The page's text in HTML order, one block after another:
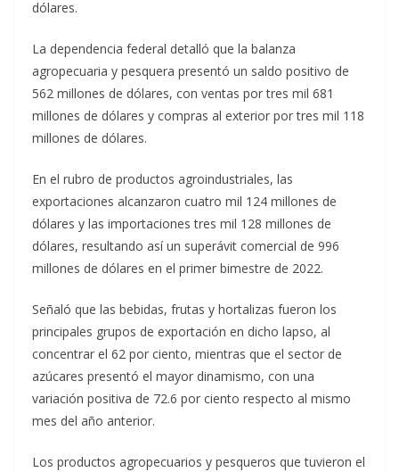
dólares.
La dependencia federal detalló que la balanza
agropecuaria y pesquera presentó un saldo positivo de
562 millones de dólares, con ventas por tres mil 681
millones de dólares y compras al exterior por tres mil 118
millones de dólares.
En el rubro de productos agroindustriales, las
exportaciones alcanzaron cuatro mil 124 millones de
dólares y las importaciones tres mil 128 millones de
dólares, resultando así un superávit comercial de 996
millones de dólares en el primer bimestre de 2022.
Señaló que las bebidas, frutas y hortalizas fueron los
principales grupos de exportación en dicho lapso, al
concentrar el 62 por ciento, mientras que el sector de
azúcares presentó el mayor dinamismo, con una
variación positiva de 72.6 por ciento respecto al mismo
mes del año anterior.
Los productos agropecuarios y pesqueros que tuvieron el